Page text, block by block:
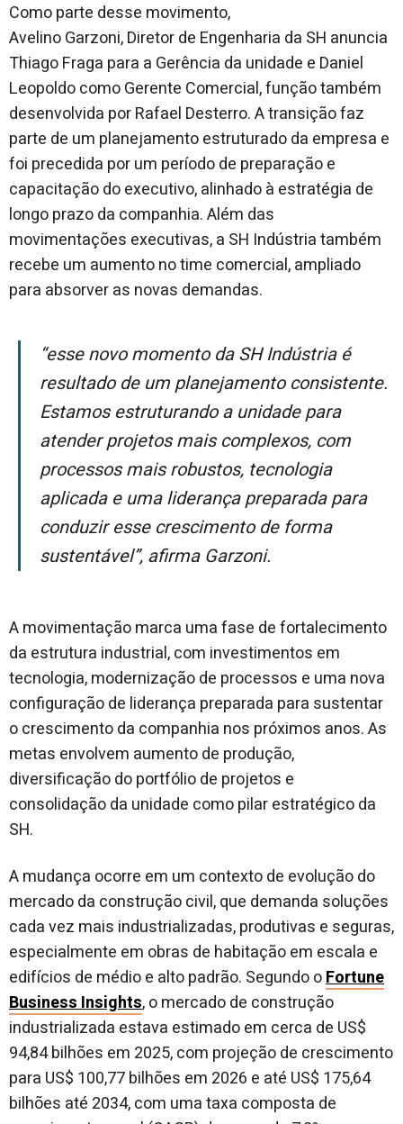
Como parte desse movimento,
Avelino Garzoni, Diretor de Engenharia da SH anuncia
Thiago Fraga para a Gerência da unidade e Daniel
Leopoldo como Gerente Comercial, função também
desenvolvida por Rafael Desterro. A transição faz
parte de um planejamento estruturado da empresa e
foi precedida por um período de preparação e
capacitação do executivo, alinhado à estratégia de
longo prazo da companhia. Além das
movimentações executivas, a SH Indústria também
recebe um aumento no time comercial, ampliado
para absorver as novas demandas.
“Esse novo momento da SH Indústria é
resultado de um planejamento consistente.
Estamos estruturando a unidade para
atender projetos mais complexos, com
processos mais robustos, tecnologia
aplicada e uma liderança preparada para
conduzir esse crescimento de forma
sustentável”, afirma Garzoni.
A movimentação marca uma fase de fortalecimento
da estrutura industrial, com investimentos em
tecnologia, modernização de processos e uma nova
configuração de liderança preparada para sustentar
o crescimento da companhia nos próximos anos. As
metas envolvem aumento de produção,
diversificação do portfólio de projetos e
consolidação da unidade como pilar estratégico da
SH.
A mudança ocorre em um contexto de evolução do
mercado da construção civil, que demanda soluções
cada vez mais industrializadas, produtivas e seguras,
especialmente em obras de habitação em escala e
edifícios de médio e alto padrão. Segundo oFortune
Business Insights, o mercado de construção
industrializada estava estimado em cerca de US$
94,84 bilhões em 2025, com projeção de crescimento
para US$ 100,77 bilhões em 2026 e até US$ 175,64
bilhões até 2034, com uma taxa composta de